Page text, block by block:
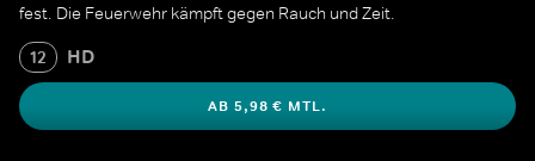
fest. Die Feuerwehr kämpft gegen Rauch und Zeit.
12 HD
AB 5,98 € MTL.